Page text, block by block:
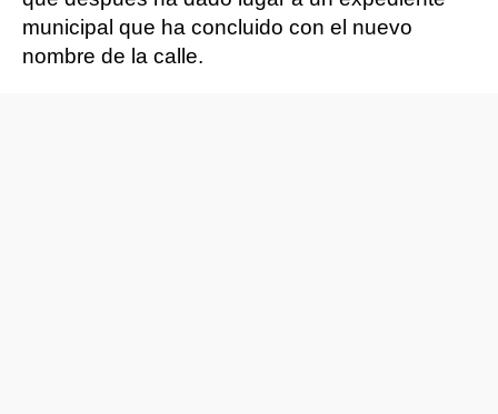
municipal que ha concluido con el nuevo
nombre de la calle.